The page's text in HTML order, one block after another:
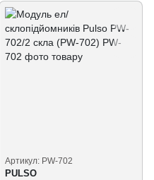
Артикул: PW-702
PULSO